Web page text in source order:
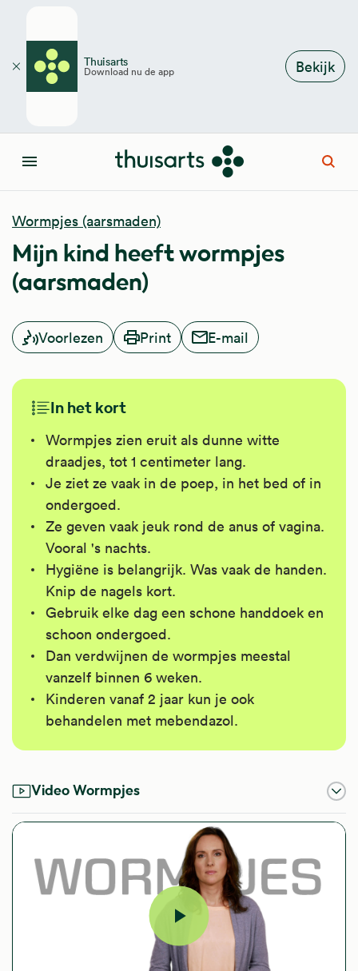
Thuisarts
Download nu de app Bekijk
Sluiten
Menu
Wormpjes (aarsmaden)
Mijn kind heeft wormpjes
(aarsmaden)
Voorlezen Print E-mail
In het kort
Wormpjes zien eruit als dunne witte
draadjes, tot 1 centimeter lang.
Je ziet ze vaak in de poep, in het bed of in
ondergoed.
Ze geven vaak jeuk rond de anus of vagina.
Vooral 's nachts.
Hygiëne is belangrijk. Was vaak de handen.
Knip de nagels kort.
Gebruik elke dag een schone handdoek en
schoon ondergoed.
Dan verdwijnen de wormpjes meestal
vanzelf binnen 6 weken.
Kinderen vanaf 2 jaar kun je ook
behandelen met mebendazol.
Video Wormpjes
Video